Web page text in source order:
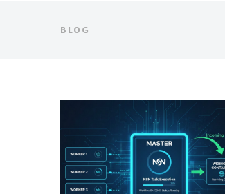
BLOG